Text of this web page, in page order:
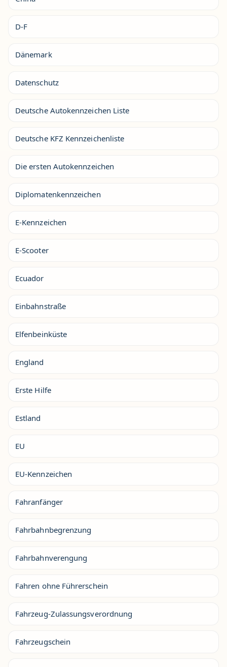
D-F
Dänemark
Datenschutz
Deutsche Autokennzeichen Liste
Deutsche KFZ Kennzeichenliste
Die ersten Autokennzeichen
Diplomatenkennzeichen
E-Kennzeichen
E-Scooter
Ecuador
Einbahnstraße
Elfenbeinküste
England
Erste Hilfe
Estland
EU
EU-Kennzeichen
Fahranfänger
Fahrbahnbegrenzung
Fahrbahnverengung
Fahren ohne Führerschein
Fahrzeug-Zulassungsverordnung
Fahrzeugschein